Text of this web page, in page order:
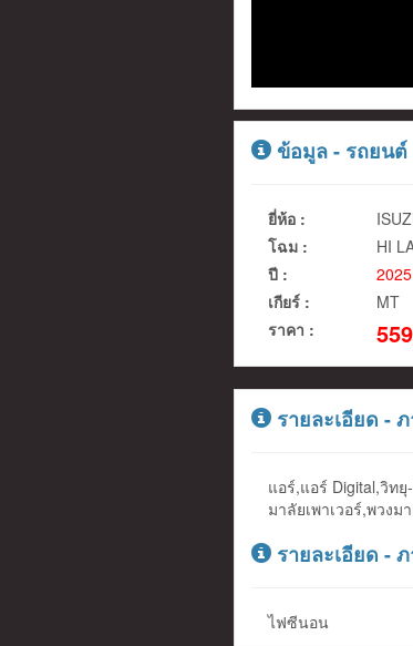
ข้อมูล - รถยนต์
ยี่ห้อ :
โฉม :
HI
ปี :
2025
เกียร์ :
MT
ราคา :
รายละเอียด -
แอร์,แอร์ Digital,วิท
มาลัยเพาเวอร์,พวงม
รายละเอียด -
ไฟซีนอน